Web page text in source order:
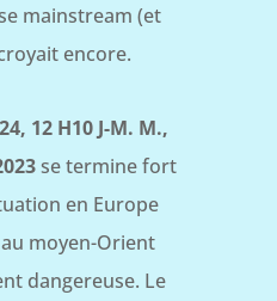
mainstream (et
encore.
12 H10 J-M. M.,
se termine fort
en Europe
moyen-Orient
dangereuse. Le